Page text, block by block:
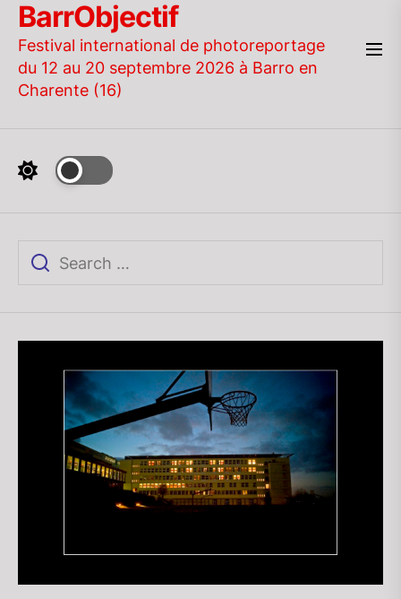
Skip
the
content
BarrObjectif
Festival international de photoreportage
du 12 au 20 septembre 2026 à Barro en
Charente (16)